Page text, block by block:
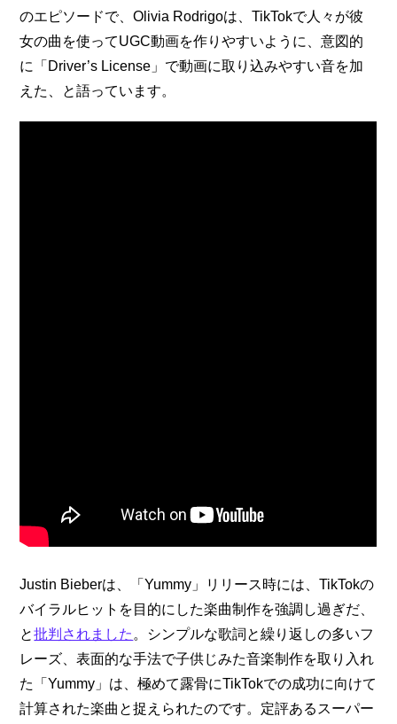
のエピソードで、Olivia Rodrigoは、TikTokで人々が彼
女の曲を使ってUGC動画を作りやすいように、意図的
に「Driver’s License」で動画に取り込みやすい音を加
えた、と語っています。
Justin Bieberは、「Yummy」リリース時には、TikTokの
バイラルヒットを目的にした楽曲制作を強調し過ぎだ、
と批判されました 。シンプルな歌詞と繰り返しの多いフ
レーズ、表面的な手法で子供じみた音楽制作を取り入れ
た「Yummy」は、極めて露骨にTikTokでの成功に向けて
計算された楽曲と捉えられたのです。定評あるスーパー